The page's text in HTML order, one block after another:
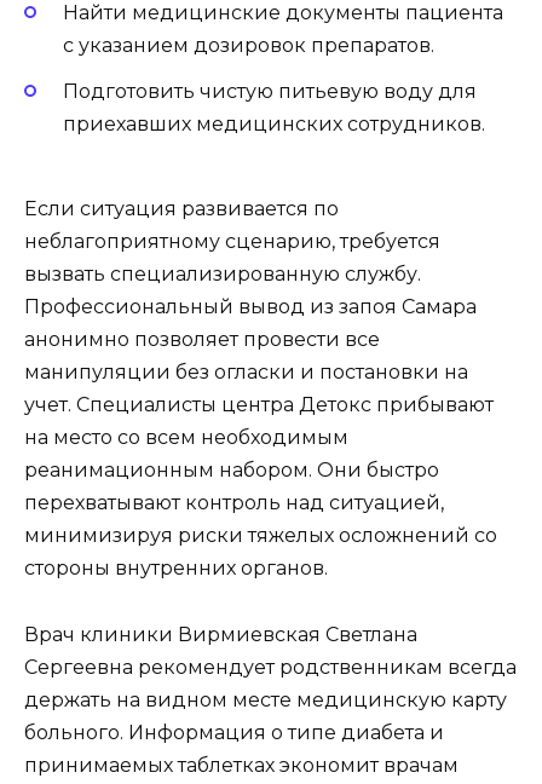
Найти медицинские документы пациента
с указанием дозировок препаратов.
Подготовить чистую питьевую воду для
приехавших медицинских сотрудников.
Если ситуация развивается по
неблагоприятному сценарию, требуется
вызвать специализированную службу.
Профессиональный вывод из запоя Самара
анонимно позволяет провести все
манипуляции без огласки и постановки на
учет. Специалисты центра Детокс прибывают
на место со всем необходимым
реанимационным набором. Они быстро
перехватывают контроль над ситуацией,
минимизируя риски тяжелых осложнений со
стороны внутренних органов.
Врач клиники Вирмиевская Светлана
Сергеевна рекомендует родственникам всегда
держать на видном месте медицинскую карту
больного. Информация о типе диабета и
принимаемых таблетках экономит врачам